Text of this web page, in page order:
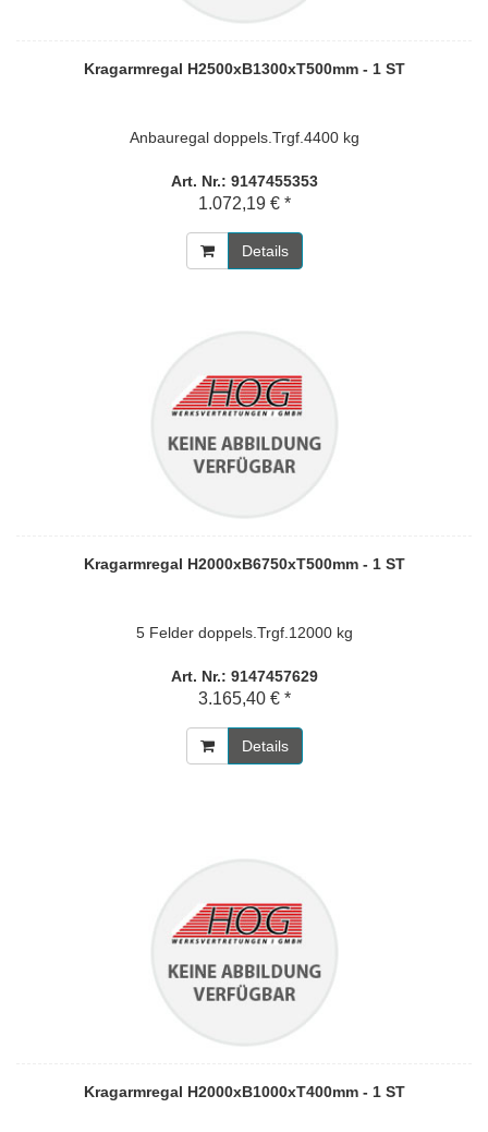
Kragarmregal H2500xB1300xT500mm - 1 ST
Anbauregal doppels.Trgf.4400 kg
Art. Nr.: 9147455353
1.072,19 € *
Details
Kragarmregal H2000xB6750xT500mm - 1 ST
5 Felder doppels.Trgf.12000 kg
Art. Nr.: 9147457629
3.165,40 € *
Details
Kragarmregal H2000xB1000xT400mm - 1 ST